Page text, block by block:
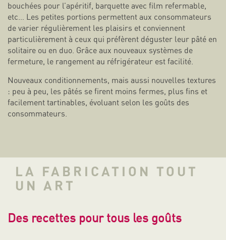
bouchées pour l’apéritif, barquette avec film refermable,
etc… Les petites portions permettent aux consommateurs
de varier régulièrement les plaisirs et conviennent
particulièrement à ceux qui préfèrent déguster leur pâté en
solitaire ou en duo. Grâce aux nouveaux systèmes de
fermeture, le rangement au réfrigérateur est facilité.
Nouveaux conditionnements, mais aussi nouvelles textures
: peu à peu, les pâtés se firent moins fermes, plus fins et
facilement tartinables, évoluant selon les goûts des
consommateurs.
LA FABRICATION TOUT
UN ART
Des recettes pour tous les goûts